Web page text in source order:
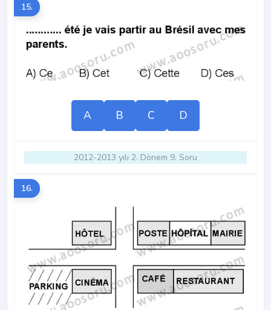
15.
A B C D
2012-2013 yılı 2. Dönem 9. Soru
16.